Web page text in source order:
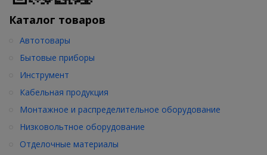
Каталог товаров
Автотовары
Бытовые приборы
Инструмент
Кабельная продукция
Монтажное и распределительное оборудование
Низковольтное оборудование
Отделочные материалы